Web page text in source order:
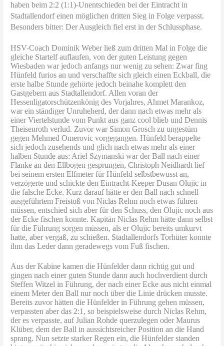
haben beim 2:2 (1:1)-Unentschieden bei der Eintracht in
Stadtallendorf einen möglichen dritten Sieg in Folge verpasst.
Besonders bitter: Der Ausgleich fiel erst in der Schlussphase.
HSV-Coach Dominik Weber ließ zum dritten Mal in Folge die
gleiche Startelf auflaufen, von der guten Leistung gegen
Wiesbaden war jedoch anfangs nur wenig zu sehen: Zwar fing
Hünfeld furios an und verschaffte sich gleich einen Eckball, die
erste halbe Stunde gehörte jedoch beinahe komplett den
Gastgebern aus Stadtallendorf. Allen voran der
Hessenligatorschützenkönig des Vorjahres, Ahmet Marankoz,
war ein ständiger Unruheherd, der dann nach etwas mehr als
einer Viertelstunde vom Punkt aus ganz cool blieb und Dennis
Theisenroth verlud. Zuvor war Simon Grosch zu ungestüm
gegen Mehmed Omerovic vorgegangen. Hünfeld berappelte
sich jedoch zusehends und glich nach etwas mehr als einer
halben Stunde aus: Ariel Szymanski war der Ball nach einer
Flanke an den Ellbogen gesprungen, Christoph Neidhardt lief
bei seinem ersten Elfmeter für Hünfeld selbstbewusst an,
verzögerte und schickte den Eintracht-Keeper Dusan Olujic in
die falsche Ecke. Kurz darauf hätte er den Ball nach schnell
ausgeführtem Freistoß von Niclas Rehm noch etwas führen
müssen, entschied sich aber für den Schuss, den Olujic noch aus
der Ecke fischen konnte. Kapitän Niclas Rehm hätte dann selbst
für die Führung sorgen müssen, als er Olujic bereits umkurvt
hatte, aber vergaß, zu schießen. Stadtallendorfs Torhüter konnte
ihm das Leder dann geradewegs vom Fuß fischen.
Aus der Kabine kamen die Hünfelder dann richtig gut und
gingen nach einer guten Stunde dann auch hochverdient durch
Steffen Witzel in Führung, der nach einer Ecke aus nicht einmal
einem Meter den Ball nur noch über die Linie drücken musste.
Bereits zuvor hätten die Hünfelder in Führung gehen müssen,
verpassten aber das 2:1, so beispielsweise durch Niclas Rehm,
der es verpasste, auf Julian Rohde querzulegen oder Maurus
Klüber, dem der Ball in aussichtsreicher Position an die Hand
sprang. Nun setzte starker Regen ein, die Hünfelder standen